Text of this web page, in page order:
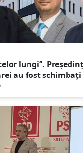
lungi”.
au fost
trădări și